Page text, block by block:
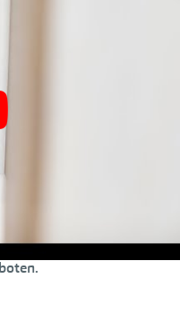
ist
finden Sie bei den